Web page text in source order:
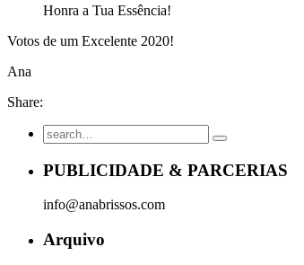
Honra a Tua Essência!
Votos de um Excelente 2020!
Ana
Share:
PUBLICIDADE & PARCERIAS
info@anabrissos.com
Arquivo